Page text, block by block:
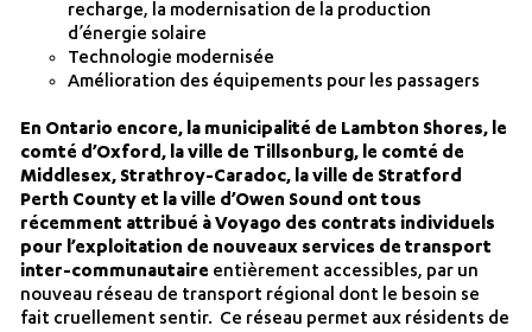
recharge, la modernisation de la production
d’énergie solaire
Technologie modernisée
Amélioration des équipements pour les passagers
En Ontario encore, la municipalité de Lambton Shores, le
comté d’Oxford, la ville de Tillsonburg, le comté de
Middlesex, Strathroy-Caradoc, la ville de Stratford
Perth County et la ville d’Owen Sound ont tous
récemment attribué à Voyago des contrats individuels
pour l’exploitation de nouveaux services de transport
inter-communautaire entièrement accessibles, par un
nouveau réseau de transport régional dont le besoin se
fait cruellement sentir. Ce réseau permet aux résidents de